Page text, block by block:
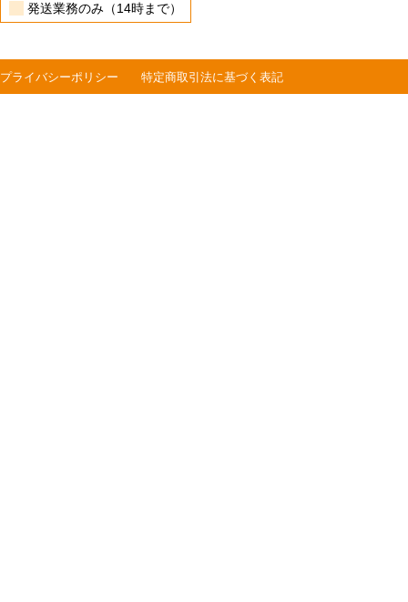
発送業務のみ（14時まで）
プライバシーポリシー 特定商取引法に基づく表記